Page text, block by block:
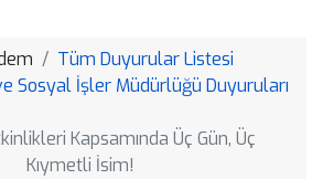
Tüm Duyurular Listesi
Sosyal İşler Müdürlüğü Duyuruları
Kapsamında Üç Gün, Üç
Kıymetli İsim!